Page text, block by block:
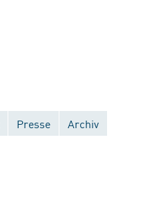
Presse Archiv